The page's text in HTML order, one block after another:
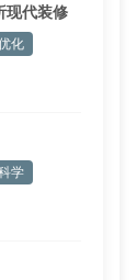
现代装修
化
学